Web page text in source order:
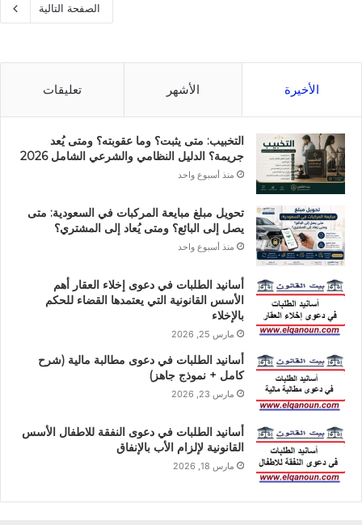
الصفحة التالية
الأخيرة الأشهر تعليقات
التخبيب: متى يثبت؟ وما عقوبته؟ ومتى يُعد
جريمة؟ الدليل النظامي والشرعي الشامل 2026
منذ أسبوع واحد
تحويل مبلغ مبايعة المركبات في السعودية: متى
يصل إلى البائع؟ ومتى يُعاد إلى المشتري؟
منذ أسبوع واحد
أسانيد الطلبات في دعوى إخلاء العقار أهم
الأسس القانونية التي يعتمدها القضاء للحكم
بالإخلاء
مارس 25, 2026
أسانيد الطلبات في دعوى مطالبة مالية (شرح
كامل + نموذج جاهز)
مارس 23, 2026
أسانيد الطلبات في دعوى النفقة للاطفال الأسس
القانونية لإلزام الأب بالإنفاق
مارس 18, 2026